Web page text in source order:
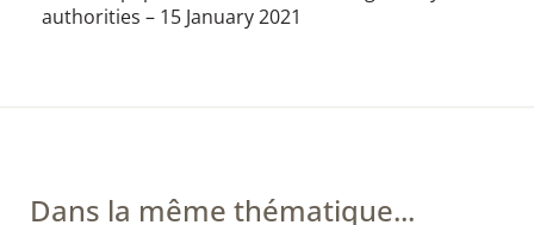
authorities – 15 January 2021
Dans la même thématique...